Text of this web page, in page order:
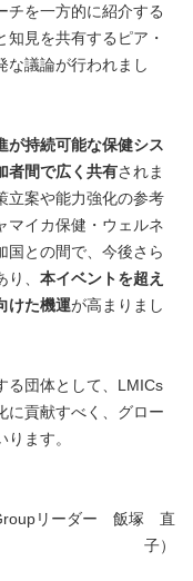
チを一方的に紹介する
見を共有するピア・
な議論が行われまし
が持続可能な保健シス
者間で広く共有されま
立案や能力強化の参考
マイカ保健・ウェルネ
国との間で、今後さら
、 本イベントを超え
けた機運が高まりまし
る団体として、LMICs
に貢献すべく、グロー
ます。
リーダー 飯塚 直
子）